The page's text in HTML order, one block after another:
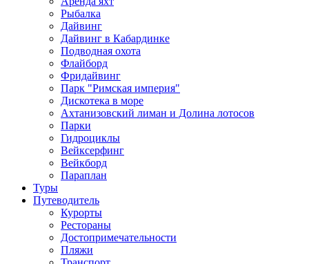
Рыбалка
Дайвинг
Дайвинг в Кабардинке
Подводная охота
Флайборд
Фридайвинг
Парк "Римская империя"
Дискотека в море
Ахтанизовский лиман и Долина лотосов
Парки
Гидроциклы
Вейксерфинг
Вейкборд
Параплан
Туры
Путеводитель
Курорты
Рестораны
Достопримечательности
Пляжи